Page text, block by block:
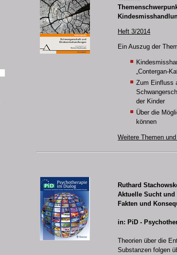
Heft 3/2014
Ein Auszug der
„Contergan-
Zum Einfluss
der Kinder
Über die
können
Weitere Themen
Ruthard
Aktuelle Sucht und
Fakten und
in: PiD -
Theorien über die
Substanzen folgen